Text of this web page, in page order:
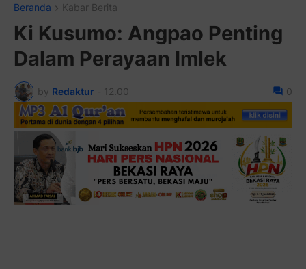
Beranda Kabar Berita
Ki Kusumo: Angpao Penting
Dalam Perayaan Imlek
by Redaktur - 12.00 0